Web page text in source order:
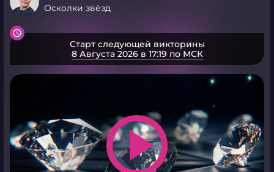
Осколки звёзд
Старт следующей викторины
8 Августа 2026 в 17:19 по МСК
play_arrow